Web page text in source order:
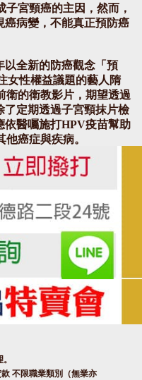
宮頸癌的主因，然而，
癌病變，不能真正預防癌
以全新的防癌觀念「預
女性權益議題的藝人隋
衛的衛教影片，期望透過
了定期透過子宮頸抹片檢
依醫囑施打HPV疫苗幫助
他癌症與疾病。
加數十至百倍
策以來，子宮頸癌的發
年位居台灣婦女癌症發
感染有關，所以預防及避
進一步說明：「雖然大部
性長期持續感染高致癌型
，則發展成子宮頸癌的風
進行過子宮頸癌癌前病
頸癌的風險也會比普通人
報告顯示，子宮頸癌近
不限職業類別（無業亦